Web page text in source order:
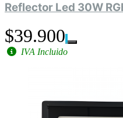
Reflector Led 30W
$39.900
IVA Incluido